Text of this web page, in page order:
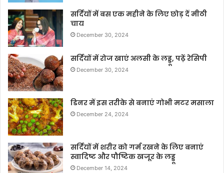
सर्दियों में बस एक महीने के लिए छोड़ दें मीठी
चाय
December 30, 2024
सर्दियों में रोज खाएं अलसी के लड्डू, पढ़ें रेसिपी
December 30, 2024
डिनर में इस तरीके से बनाएं गोभी मटर मसाला
December 24, 2024
सर्दियों में शरीर को गर्म रखने के लिए बनाएं
स्वादिष्ट और पौष्टिक खजूर के लड्डू
December 14, 2024